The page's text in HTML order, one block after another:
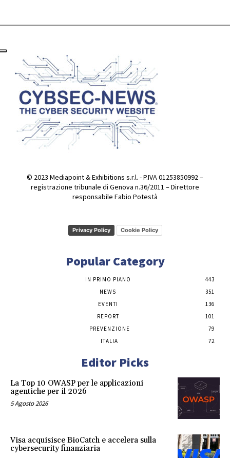
© 2023 Mediapoint & Exhibitions s.r.l. - P.IVA 01253850992 –
registrazione tribunale di Genova n.36/2011 – Direttore
responsabile Fabio Potestà
Privacy Policy Cookie Policy
Popular Category
IN PRIMO PIANO
443
NEWS
351
EVENTI
136
REPORT
101
PREVENZIONE
79
ITALIA
72
Editor Picks
La Top 10 OWASP per le applicazioni
agentiche per il 2026
5 Agosto 2026
Visa acquisisce BioCatch e accelera sulla
cybersecurity finanziaria